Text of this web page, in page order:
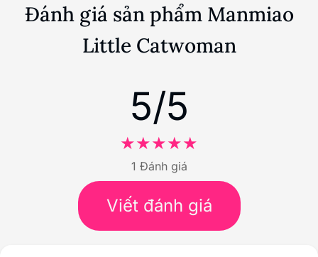
Đánh giá sản phẩm Manmiao
Little Catwoman
5/5
1 Đánh giá
Viết đánh giá